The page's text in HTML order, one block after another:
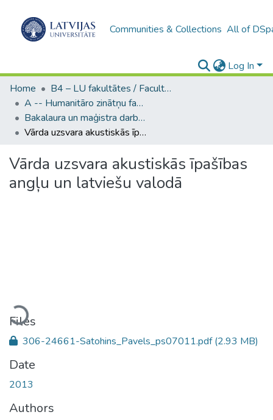
Communities & Collections All of
Log In
Home
B4 – LU fakultātes / Faculties of the UL
A -- Humanitāro zinātņu fakultāte / Faculty of Humanities
Bakalaura un maģistra darbi (HZF) / Bachelor's and Master's theses
Vārda uzsvara akustiskās īpašības angļu un latviešu valodā
Vārda uzsvara akustiskās īpašības
angļu un latviešu valodā
Loading...
Files
306-24661-Satohins_Pavels_ps07011.pdf(2.93 MB)
Date
2013
Authors